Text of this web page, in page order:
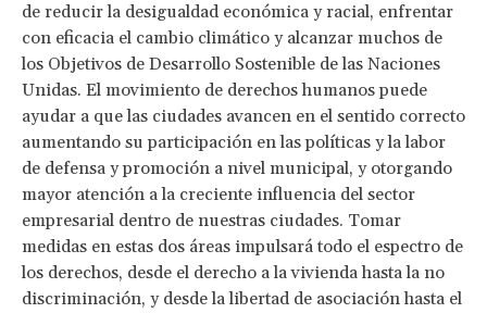
de reducir la desigualdad económica y racial, enfrentar
con eficacia el cambio climático y alcanzar muchos de
los Objetivos de Desarrollo Sostenible de las Naciones
Unidas. El movimiento de derechos humanos puede
ayudar a que las ciudades avancen en el sentido correcto
aumentando su participación en las políticas y la labor
de defensa y promoción a nivel municipal, y otorgando
mayor atención a la creciente influencia del sector
empresarial dentro de nuestras ciudades. Tomar
medidas en estas dos áreas impulsará todo el espectro de
los derechos, desde el derecho a la vivienda hasta la no
discriminación, y desde la libertad de asociación hasta el